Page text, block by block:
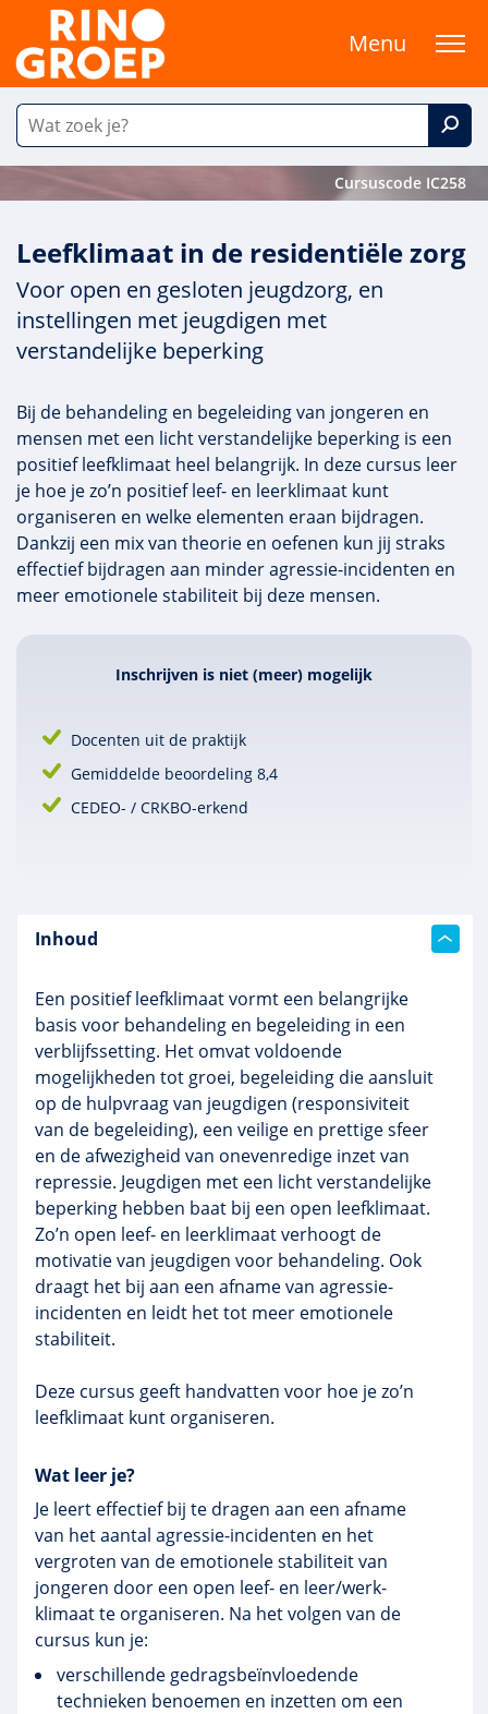
Menu
Cursuscode IC258
Leefklimaat in de residentiële zorg
Voor open en gesloten jeugdzorg, en
instellingen met jeugdigen met
verstandelijke beperking
Bij de behandeling en begeleiding van jongeren en
mensen met een licht verstandelijke beperking is een
positief leefklimaat heel belangrijk. In deze cursus leer
je hoe je zo’n positief leef- en leerklimaat kunt
organiseren en welke elementen eraan bijdragen.
Dankzij een mix van theorie en oefenen kun jij straks
effectief bijdragen aan minder agressie-incidenten en
meer emotionele stabiliteit bij deze mensen.
Inschrijven is niet (meer) mogelijk
Docenten uit de praktijk
Gemiddelde beoordeling 8,4
CEDEO- / CRKBO-erkend
Inhoud
Een positief leefklimaat vormt een belangrijke
basis voor behandeling en begeleiding in een
verblijfssetting. Het omvat voldoende
mogelijkheden tot groei, begeleiding die aansluit
op de hulpvraag van jeugdigen (responsiviteit
van de begeleiding), een veilige en prettige sfeer
en de afwezigheid van onevenredige inzet van
repressie. Jeugdigen met een licht verstandelijke
beperking hebben baat bij een open leefklimaat.
Zo’n open leef- en leerklimaat verhoogt de
motivatie van jeugdigen voor behandeling. Ook
draagt het bij aan een afname van agressie-
incidenten en leidt het tot meer emotionele
stabiliteit.
Deze cursus geeft handvatten voor hoe je zo’n
leefklimaat kunt organiseren.
Wat leer je?
Je leert effectief bij te dragen aan een afname
van het aantal agressie-incidenten en het
vergroten van de emotionele stabiliteit van
jongeren door een open leef- en leer/werk-
klimaat te organiseren. Na het volgen van de
cursus kun je:
verschillende gedragsbeïnvloedende
technieken benoemen en inzetten om een